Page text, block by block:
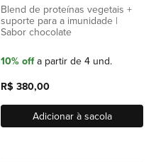
Blend de proteínas vegetais +
suporte para a imunidade |
Sabor chocolate
10% offa partir de 4 und.
R$ 380,00
Adicionar à sacola